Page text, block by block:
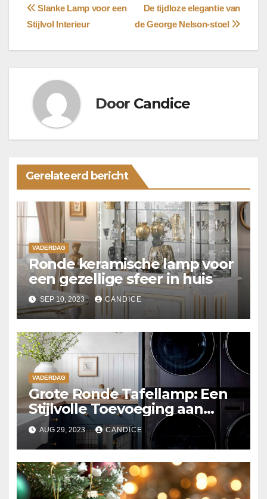
Bericht
navigatie
De tijdloze elegantie van
de George Nelson-stoel
Slanke Lamp voor een
Stijlvol Interieur
Door Candice
Gerelateerd bericht
VADERDAG
Ronde keramische lamp voor
een gezellige sfeer in huis
SEP 10, 2023 CANDICE
VADERDAG
Grote Ronde Tafellamp: Een
Stijlvolle Toevoeging aan
Jouw Interieur
AUG 29, 2023 CANDICE